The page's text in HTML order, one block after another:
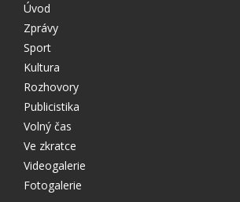
Úvod
Zprávy
Sport
Kultura
Rozhovory
Publicistika
Volný čas
Ve zkratce
Videogalerie
Fotogalerie